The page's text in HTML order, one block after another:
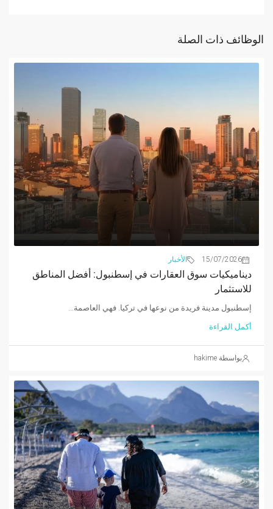
الوظائف ذات الصلة
15/07/2026 الأخبار
ديناميكيات سوق العقارات في إسطنبول: أفضل المناطق
للاستثمار
إسطنبول مدينة فريدة من نوعها في تركيا. فهي العاصمة...
أكمل القراءة
بواسطة hakime